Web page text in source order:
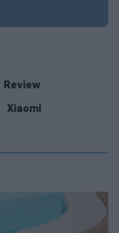
Review
Xiaomi